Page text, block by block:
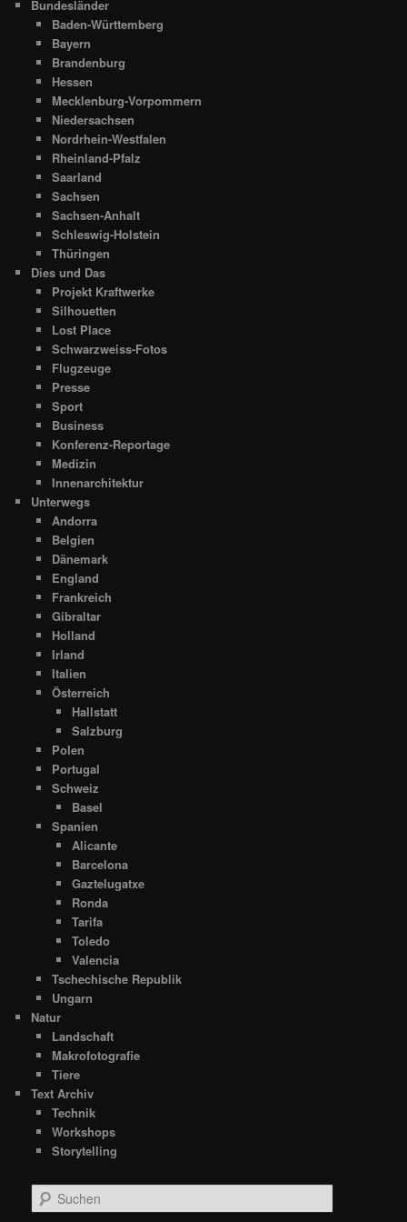
Bundesländer
Baden-Württemberg
Bayern
Brandenburg
Hessen
Mecklenburg-Vorpommern
Niedersachsen
Nordrhein-Westfalen
Rheinland-Pfalz
Saarland
Sachsen
Sachsen-Anhalt
Schleswig-Holstein
Thüringen
Dies und Das
Projekt Kraftwerke
Silhouetten
Lost Place
Schwarzweiss-Fotos
Flugzeuge
Presse
Sport
Business
Konferenz-Reportage
Medizin
Innenarchitektur
Unterwegs
Andorra
Belgien
Dänemark
England
Frankreich
Gibraltar
Holland
Irland
Italien
Österreich
Hallstatt
Salzburg
Polen
Portugal
Schweiz
Basel
Spanien
Alicante
Barcelona
Gaztelugatxe
Ronda
Tarifa
Toledo
Valencia
Tschechische Republik
Ungarn
Natur
Landschaft
Makrofotografie
Tiere
Text Archiv
Technik
Workshops
Storytelling
u